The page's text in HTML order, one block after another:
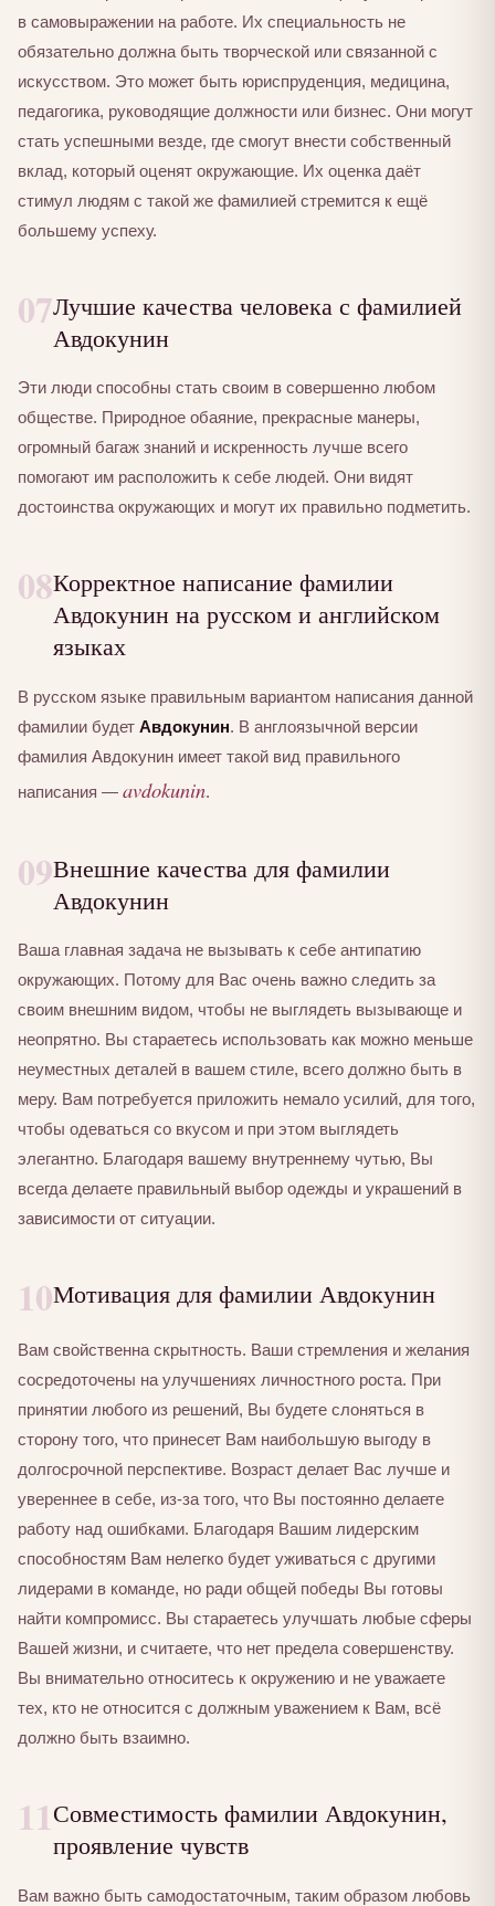
в самовыражении на работе. Их специальность не
обязательно должна быть творческой или связанной с
искусством. Это может быть юриспруденция, медицина,
педагогика, руководящие должности или бизнес. Они могут
стать успешными везде, где смогут внести собственный
вклад, который оценят окружающие. Их оценка даёт
стимул людям с такой же фамилией стремится к ещё
большему успеху.
07Лучшие качества человека с фамилией
Авдокунин
Эти люди способны стать своим в совершенно любом
обществе. Природное обаяние, прекрасные манеры,
огромный багаж знаний и искренность лучше всего
помогают им расположить к себе людей. Они видят
достоинства окружающих и могут их правильно подметить.
08Корректное написание фамилии
Авдокунин на русском и английском
языках
В русском языке правильным вариантом написания данной
фамилии будет Авдокунин. В англоязычной версии
фамилия Авдокунин имеет такой вид правильного
написания — avdokunin.
09Внешние качества для фамилии
Авдокунин
Ваша главная задача не вызывать к себе антипатию
окружающих. Потому для Вас очень важно следить за
своим внешним видом, чтобы не выглядеть вызывающе и
неопрятно. Вы стараетесь использовать как можно меньше
неуместных деталей в вашем стиле, всего должно быть в
меру. Вам потребуется приложить немало усилий, для того,
чтобы одеваться со вкусом и при этом выглядеть
элегантно. Благодаря вашему внутреннему чутью, Вы
всегда делаете правильный выбор одежды и украшений в
зависимости от ситуации.
10Мотивация для фамилии Авдокунин
Вам свойственна скрытность. Ваши стремления и желания
сосредоточены на улучшениях личностного роста. При
принятии любого из решений, Вы будете слоняться в
сторону того, что принесет Вам наибольшую выгоду в
долгосрочной перспективе. Возраст делает Вас лучше и
увереннее в себе, из-за того, что Вы постоянно делаете
работу над ошибками. Благодаря Вашим лидерским
способностям Вам нелегко будет уживаться с другими
лидерами в команде, но ради общей победы Вы готовы
найти компромисс. Вы стараетесь улучшать любые сферы
Вашей жизни, и считаете, что нет предела совершенству.
Вы внимательно относитесь к окружению и не уважаете
тех, кто не относится с должным уважением к Вам, всё
должно быть взаимно.
11Совместимость фамилии Авдокунин,
проявление чувств
Вам важно быть самодостаточным, таким образом любовь